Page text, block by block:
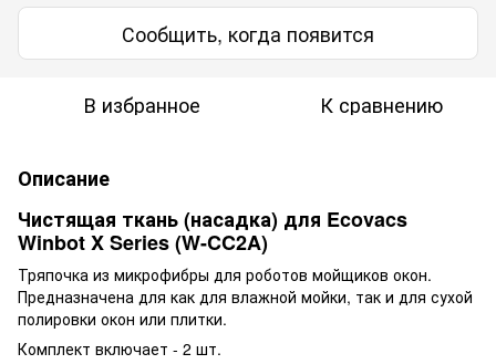
Сообщить, когда появится
В избранное К сравнению
Описание
Чистящая ткань (насадка) для Ecovacs
Winbot X Series (W-CC2A)
Тряпочка из микрофибры для роботов мойщиков окон.
Предназначена для как для влажной мойки, так и для сухой
полировки окон или плитки.
Комплект включает - 2 шт.